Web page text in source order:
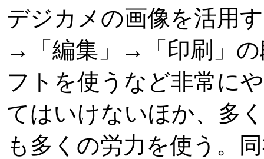
デジカメの画像を活用
→「編集」→「印刷」の
フトを使うなど非常に
てはいけないほか、多
も多くの労力を使う。